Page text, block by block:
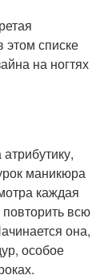
списке
на ногтях
маникюра
каждая
всю
она,
особое